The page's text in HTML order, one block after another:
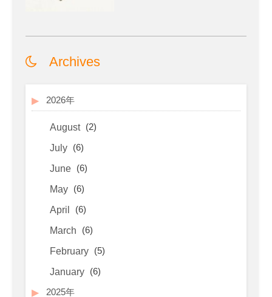
Archives
2026年
August (2)
July (6)
June (6)
May (6)
April (6)
March (6)
February (5)
January (6)
2025年